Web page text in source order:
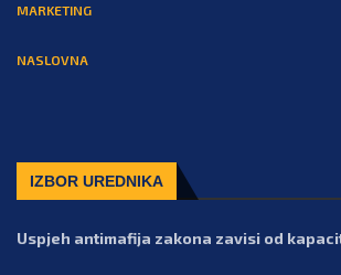
MARKETING
NASLOVNA
IZBOR UREDNIKA
Uspjeh antimafija zakona zavisi od